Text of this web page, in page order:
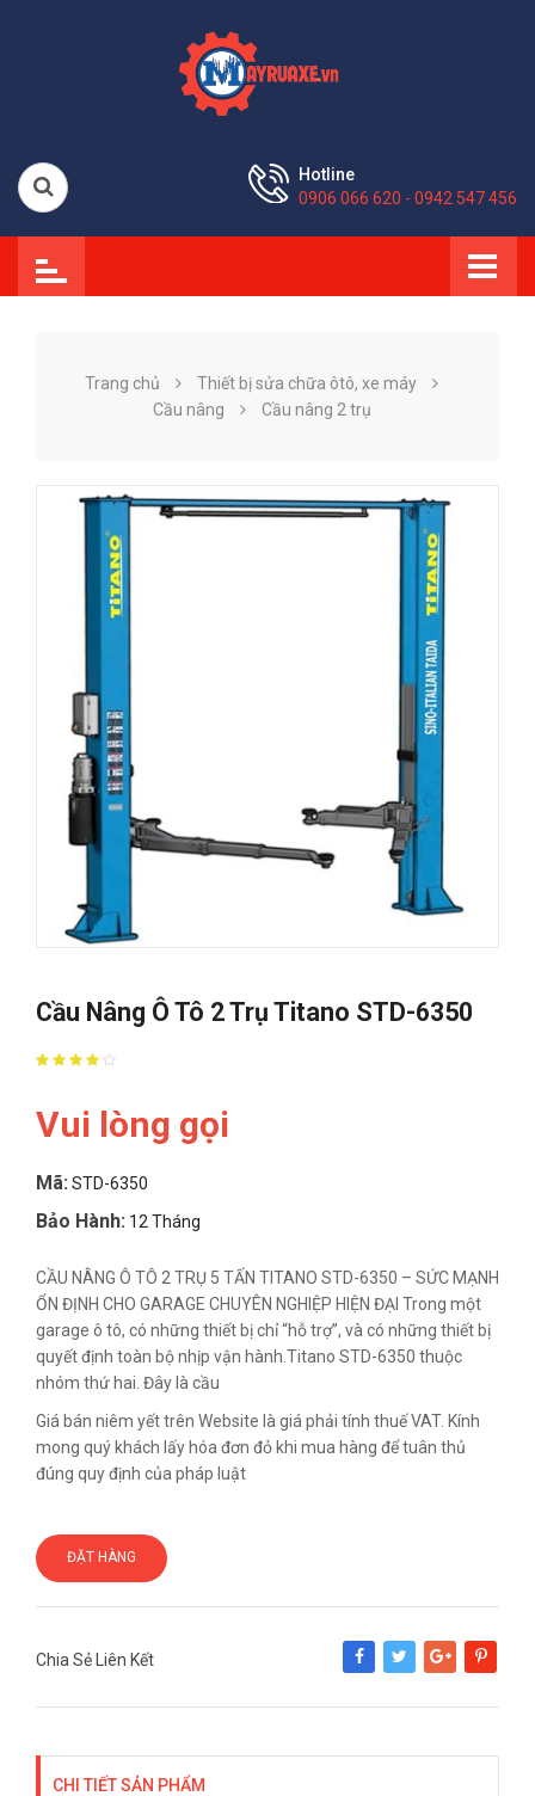
Hotline
0906 066 620 - 0942 547 456
Trang chủ
Thiết bị sửa chữa ôtô, xe máy
Cầu nâng
Cầu nâng 2 trụ
Cầu Nâng Ô Tô 2 Trụ Titano STD-6350
Vui lòng gọi
Mã: STD-6350
Bảo Hành: 12 Tháng
CẦU NÂNG Ô TÔ 2 TRỤ 5 TẤN TITANO STD-6350 – SỨC MẠNH
ỔN ĐỊNH CHO GARAGE CHUYÊN NGHIỆP HIỆN ĐẠI Trong một
garage ô tô, có những thiết bị chỉ “hỗ trợ”, và có những thiết bị
quyết định toàn bộ nhịp vận hành.Titano STD-6350 thuộc
nhóm thứ hai. Đây là cầu
Giá bán niêm yết trên Website là giá phải tính thuế VAT. Kính
mong quý khách lấy hóa đơn đỏ khi mua hàng để tuân thủ
đúng quy định của pháp luật
ĐẶT HÀNG
Chia Sẻ Liên Kết
Share Tweet Google+Pinterest
CHI TIẾT SẢN PHẨM